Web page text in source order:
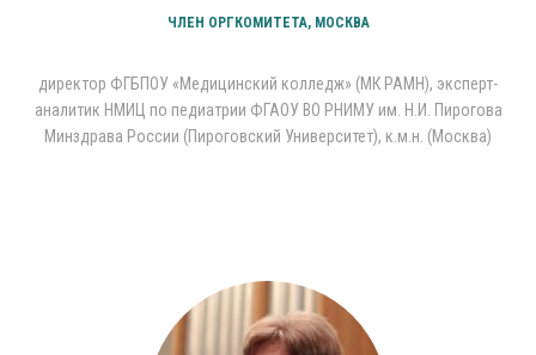
ЧЛЕН ОРГКОМИТЕТА, МОСКВА
директор ФГБПОУ «Медицинский колледж» (МК РАМН), эксперт-
аналитик НМИЦ по педиатрии ФГАОУ ВО РНИМУ им. Н.И. Пирогова
Минздрава России (Пироговский Университет), к.м.н. (Москва)